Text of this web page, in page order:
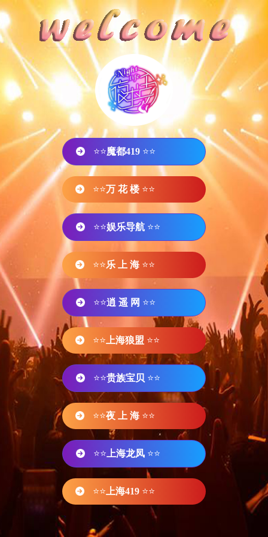
⭐⭐魔都419 ⭐⭐
⭐⭐万 花 楼 ⭐⭐
⭐⭐娱乐导航 ⭐⭐
⭐⭐乐 上 海 ⭐⭐
⭐⭐逍 遥 网 ⭐⭐
⭐⭐ 上海狼盟 ⭐⭐
⭐⭐贵族宝贝 ⭐⭐
⭐⭐夜 上 海 ⭐⭐
⭐⭐ 上海龙凤 ⭐⭐
⭐⭐ 上海419 ⭐⭐